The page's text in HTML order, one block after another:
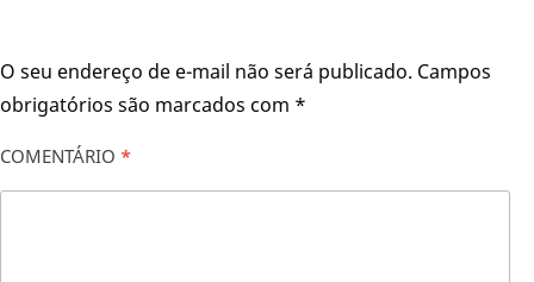
O seu endereço de e-mail não será publicado. Campos
obrigatórios são marcados com *
COMENTÁRIO *